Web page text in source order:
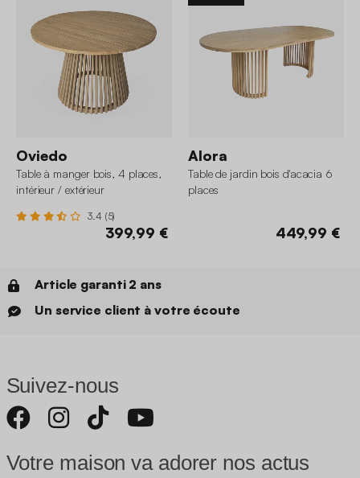
Oviedo
Table à manger bois, 4 places,
intérieur / extérieur
3.4 (5)
399,99 €
Alora
Table de jardin bois d'acacia 6
places
449,99 €
Article garanti 2 ans
Un service client à votre écoute
Suivez-nous
Votre maison va adorer nos actus